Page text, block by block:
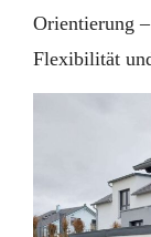
Orientierung
Flexibilität